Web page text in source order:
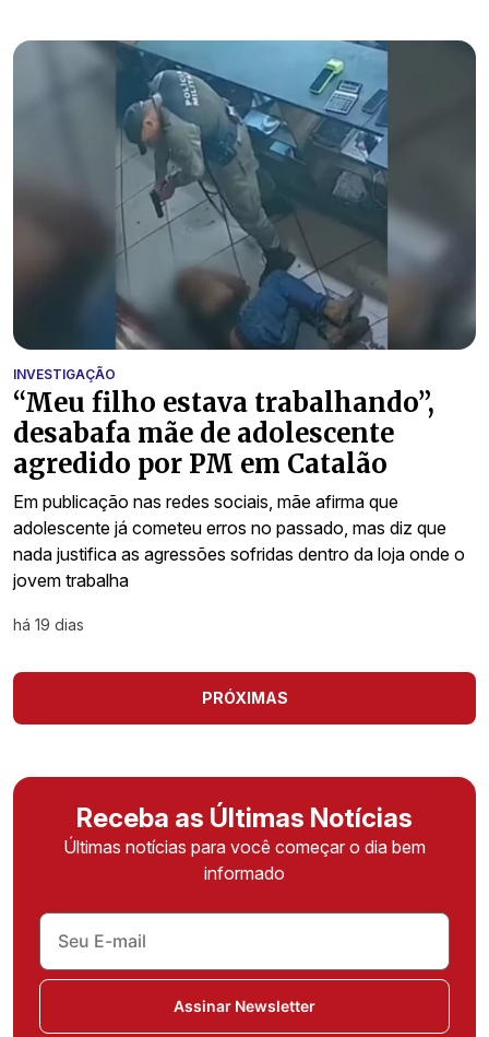
INVESTIGAÇÃO
“Meu filho estava trabalhando”,
desabafa mãe de adolescente
agredido por PM em Catalão
Em publicação nas redes sociais, mãe afirma que
adolescente já cometeu erros no passado, mas diz que
nada justifica as agressões sofridas dentro da loja onde o
jovem trabalha
há 19 dias
PRÓXIMAS
Receba as Últimas Notícias
Últimas notícias para você começar o dia bem
informado
Assinar Newsletter